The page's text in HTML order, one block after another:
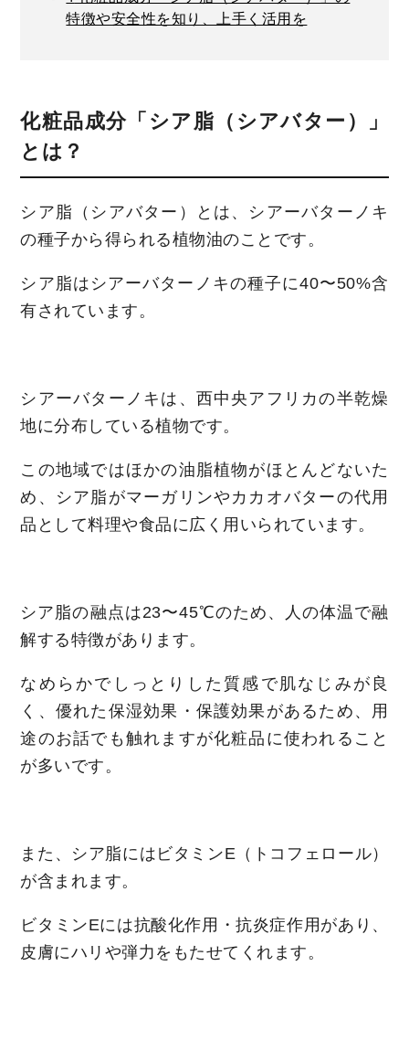
特徴や安全性を知り、上手く活用を
化粧品成分「シア脂（シアバター）」
とは？
シア脂（シアバター）とは、シアーバターノキ
の種子から得られる植物油のことです。
シア脂はシアーバターノキの種子に40〜50%含
有されています。
シアーバターノキは、西中央アフリカの半乾燥
地に分布している植物です。
この地域ではほかの油脂植物がほとんどないた
め、シア脂がマーガリンやカカオバターの代用
品として料理や食品に広く用いられています。
シア脂の融点は23〜45℃のため、人の体温で融
解する特徴があります。
なめらかでしっとりした質感で肌なじみが良
く、優れた保湿効果・保護効果があるため、用
途のお話でも触れますが化粧品に使われること
が多いです。
また、シア脂にはビタミンE（トコフェロール）
が含まれます。
ビタミンEには抗酸化作用・抗炎症作用があり、
皮膚にハリや弾力をもたせてくれます。